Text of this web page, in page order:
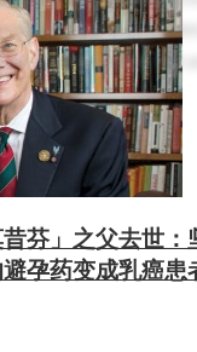
of breast cancer: a
health records[J]. The
芬」之父去世：
孕药变成乳癌患